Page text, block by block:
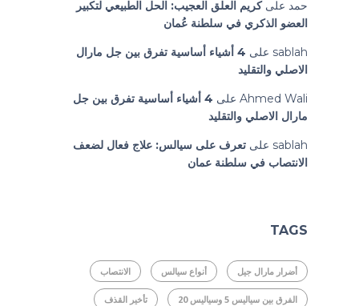
حمد علىكريم العلق العجيب: الحل الطبيعي لتكبير
العضو الذكري في سلطنة عُمان
sablah على
4 أشياء أساسية تفرق بين جل مارال
الاصلي والتقليد
Ahmed Wali على
4 أشياء أساسية تفرق بين جل
مارال الاصلي والتقليد
sablah على تعرف على سيالس: علاج فعال لضعف
الانتصاب في سلطنة عمان
TAGS
أضرار مارال جيل أنواع سيالس الانتصاب
الفرق بين سياليس 5 وسياليس 20 تأخير القذف